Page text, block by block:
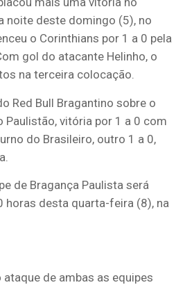
noite deste domingo (5), no
o Corinthians por 1 a 0 pela
gol do atacante Helinho, o
na terceira colocação.
Red Bull Bragantino sobre o
Paulistão, vitória por 1 a 0 com
do Brasileiro, outro 1 a 0,
de Bragança Paulista será
horas desta quarta-feira (8), na
de ambas as equipes